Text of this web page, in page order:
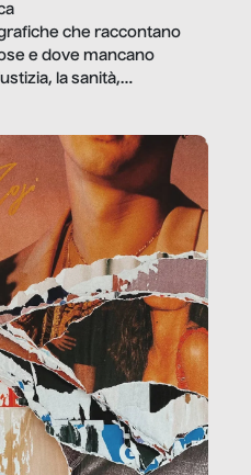
che raccontano
e dove mancano
la sanità,